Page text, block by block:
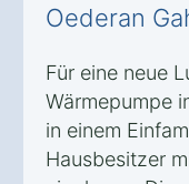
Oederan
Für eine neue
Wärmepumpe
in einem
Hausbesitzer